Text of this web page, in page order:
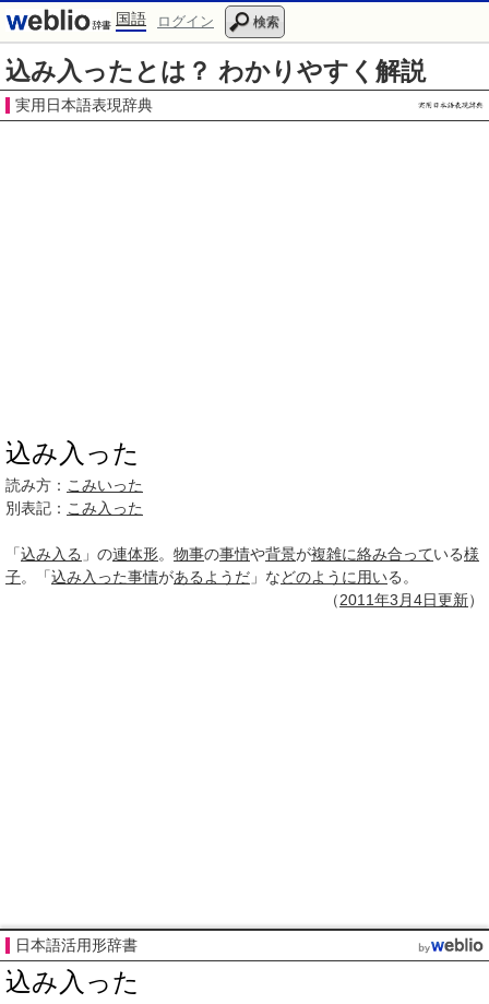
国語 ログイン 検索
込み入ったとは？ わかりやすく解説
実用日本語表現辞典
込み入った
読み方： こみいった
別表記： こみ入った
「込み入る 」の連体形。 物事の事情や背景が複雑に絡み合っている様
子。「込み入った事情があるようだ 」などのように 用いる。
（2011年3月4日更新）
日本語活用形辞書
込み入った